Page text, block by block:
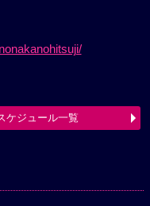
ケジュール一覧